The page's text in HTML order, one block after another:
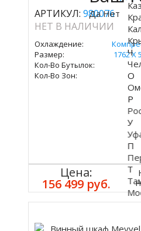
АРТИКУЛ: 980076
НЕТ В НАЛИЧИИ
Охлаждение:
Размер:
1762 Х
Кол-Во Бутылок:
Кол-Во Зон:
Цена:
156 499 руб.
Да Нет
Ч
О
Р
У
П
Т